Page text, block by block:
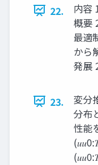
22.
内容
概要
最適
から
発展
23.
変分
分布
性能